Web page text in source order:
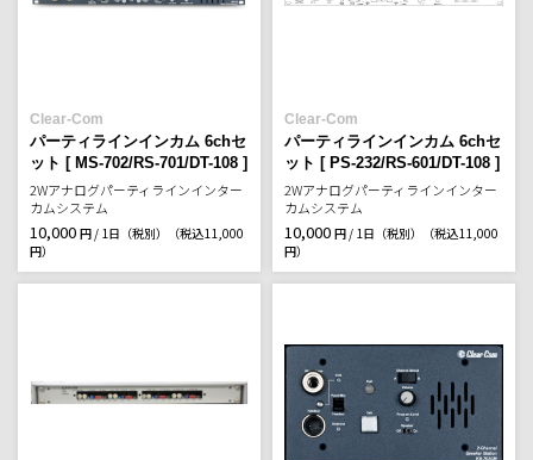
Clear-Com
パーティラインインカム 6chセ
ット [ MS-702/RS-701/DT-108 ]
2Wアナログパーティラインインター
カムシステム
10,000 円 / 1日（税別）
（税込11,000
円）
Clear-Com
パーティラインインカム 6chセ
ット [ PS-232/RS-601/DT-108 ]
2Wアナログパーティラインインター
カムシステム
10,000 円 / 1日（税別）
（税込11,000
円）